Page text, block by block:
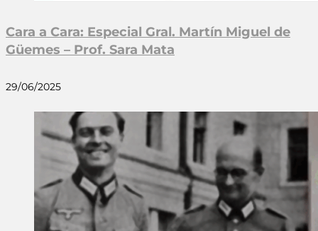
Cara a Cara: Especial Gral. Martín Miguel de
Güemes – Prof. Sara Mata
29/06/2025